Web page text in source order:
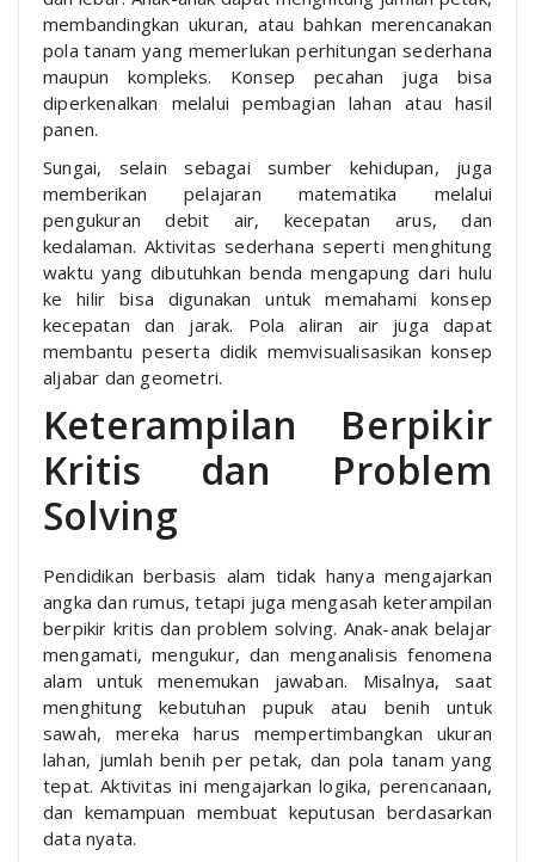
membandingkan ukuran, atau bahkan merencanakan
pola tanam yang memerlukan perhitungan sederhana
maupun kompleks. Konsep pecahan juga bisa
diperkenalkan melalui pembagian lahan atau hasil
panen.
Sungai, selain sebagai sumber kehidupan, juga
memberikan pelajaran matematika melalui
pengukuran debit air, kecepatan arus, dan
kedalaman. Aktivitas sederhana seperti menghitung
waktu yang dibutuhkan benda mengapung dari hulu
ke hilir bisa digunakan untuk memahami konsep
kecepatan dan jarak. Pola aliran air juga dapat
membantu peserta didik memvisualisasikan konsep
aljabar dan geometri.
Keterampilan Berpikir
Kritis dan Problem
Solving
Pendidikan berbasis alam tidak hanya mengajarkan
angka dan rumus, tetapi juga mengasah keterampilan
berpikir kritis dan problem solving. Anak-anak belajar
mengamati, mengukur, dan menganalisis fenomena
alam untuk menemukan jawaban. Misalnya, saat
menghitung kebutuhan pupuk atau benih untuk
sawah, mereka harus mempertimbangkan ukuran
lahan, jumlah benih per petak, dan pola tanam yang
tepat. Aktivitas ini mengajarkan logika, perencanaan,
dan kemampuan membuat keputusan berdasarkan
data nyata.